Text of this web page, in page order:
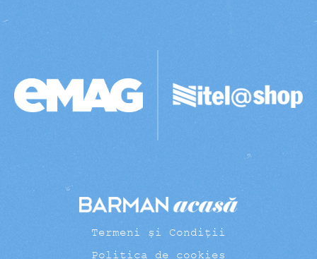
Termeni și Condiții
Politica de cookies